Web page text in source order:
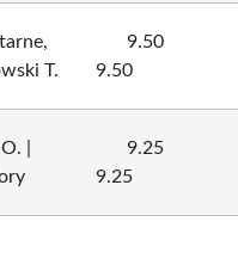
T.
9.50
9.50
|
9.25
9.25